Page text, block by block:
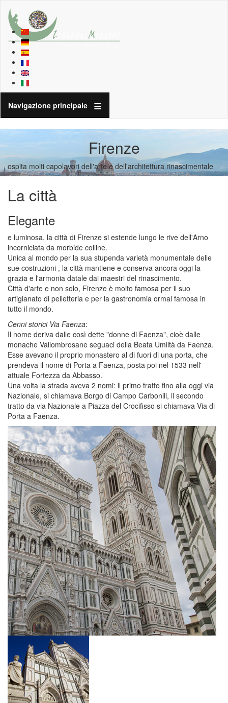
Navigazione principale
Firenze
ospita molti capolavori dell'arte e dell'architettura rinascimentale
La città
Elegante
e luminosa, la città di Firenze si estende lungo le rive dell'Arno
incorniciata da morbide colline.
Unica al mondo per la sua stupenda varietà monumentale delle
sue costruzioni , la città mantiene e conserva ancora oggi la
grazia e l'armonia datale dai maestri del rinascimento.
Città d'arte e non solo, Firenze è molto famosa per il suo
artigianato di pelletteria e per la gastronomia ormai famosa in
tutto il mondo.
Cenni storici Via Faenza:
Il nome deriva dalle così dette "donne di Faenza", cioè dalle
monache Vallombrosane seguaci della Beata Umiltà da Faenza.
Esse avevano il proprio monastero al di fuori di una porta, che
prendeva il nome di Porta a Faenza, posta poi nel 1533 nell'
attuale Fortezza da Abbasso.
Una volta la strada aveva 2 nomi: il primo tratto fino alla oggi via
Nazionale, si chiamava Borgo di Campo Carbonili, il secondo
tratto da via Nazionale a Piazza del Crocifisso si chiamava Via di
Porta a Faenza.